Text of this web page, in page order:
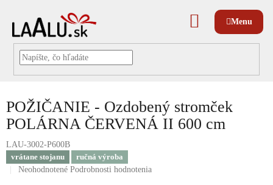
NÁKUPNÝ
KOŠÍK
POŽIČANIE - Ozdobený stromček
POLÁRNA ČERVENÁ II 600 cm
LAU-3002-P600B
vrátane stojanu
ručná výroba
Priemerné
Neohodnotené Podrobnosti hodnotenia